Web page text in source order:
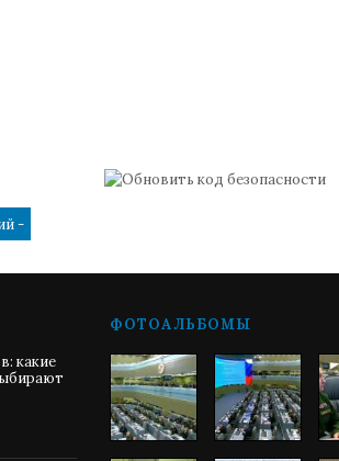
какие
ФОТОАЛЬБОМЫ